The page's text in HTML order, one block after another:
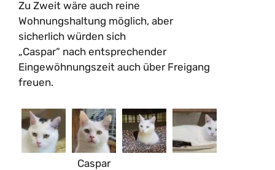
Zu Zweit wäre auch reine
Wohnungshaltung möglich, aber
sicherlich würden sich
„Caspar“ nach entsprechender
Eingewöhnungszeit auch über Freigang
freuen.
Caspar